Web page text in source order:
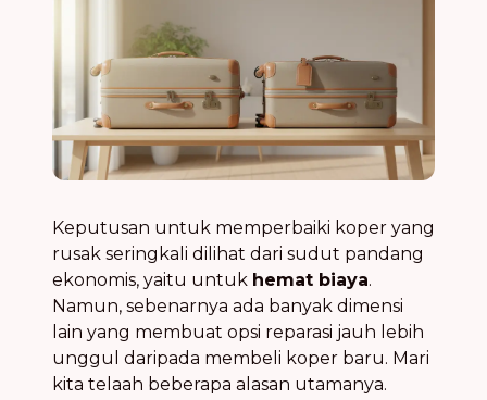
Keputusan untuk memperbaiki koper yang
rusak seringkali dilihat dari sudut pandang
ekonomis, yaitu untuk hemat biaya.
Namun, sebenarnya ada banyak dimensi
lain yang membuat opsi reparasi jauh lebih
unggul daripada membeli koper baru. Mari
kita telaah beberapa alasan utamanya.